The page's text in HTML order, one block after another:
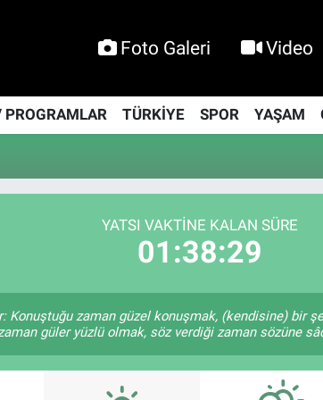
Foto Galeri Video
PROGRAMLAR TÜRKİYE SPOR YAŞAM
YATSI VAKTINE KALAN SÜRE
01:38:28
Konuştuğu zaman güzel konuşmak, (kendisine) bir
zaman güler yüzlü olmak, söz verdiği zaman sözüne